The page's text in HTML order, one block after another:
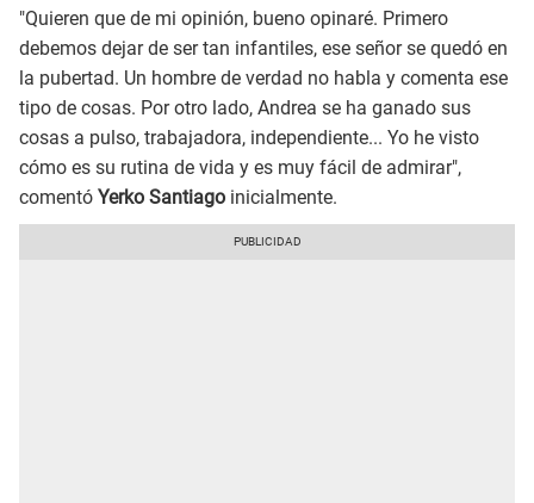
"Quieren que de mi opinión, bueno opinaré. Primero
debemos dejar de ser tan infantiles, ese señor se quedó en
la pubertad. Un hombre de verdad no habla y comenta ese
tipo de cosas. Por otro lado, Andrea se ha ganado sus
cosas a pulso, trabajadora, independiente... Yo he visto
cómo es su rutina de vida y es muy fácil de admirar",
comentó Yerko Santiago inicialmente.